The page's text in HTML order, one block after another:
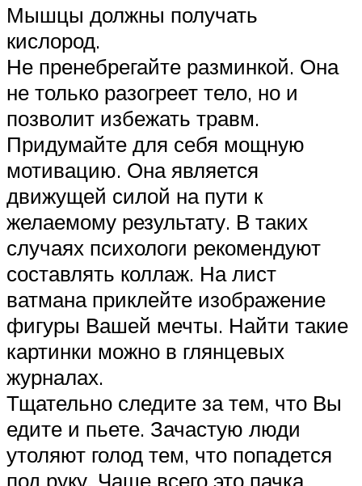
Мышцы должны получать
кислород.
Не пренебрегайте разминкой. Она
не только разогреет тело, но и
позволит избежать травм.
Придумайте для себя мощную
мотивацию. Она является
движущей силой на пути к
желаемому результату. В таких
случаях психологи рекомендуют
составлять коллаж. На лист
ватмана приклейте изображение
фигуры Вашей мечты. Найти такие
картинки можно в глянцевых
журналах.
Тщательно следите за тем, что Вы
едите и пьете. Зачастую люди
утоляют голод тем, что попадется
под руку. Чаще всего это пачка